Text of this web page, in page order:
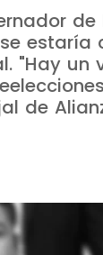
de
estaría
"Hay un
de